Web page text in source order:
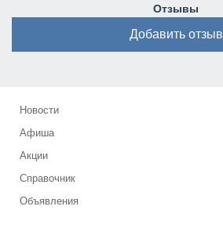
Отзывы
Добавить отзыв
Новости
Афиша
Акции
Справочник
Объявления